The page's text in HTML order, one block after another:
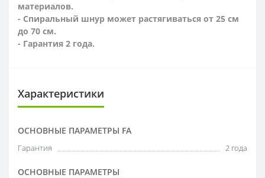
материалов.
- Спиральный шнур может растягиваться от 25 см
до 70 см.
- Гарантия 2 года.
Характеристики
ОСНОВНЫЕ ПАРАМЕТРЫ FA
Гарантия 2 года
ОСНОВНЫЕ ПАРАМЕТРЫ